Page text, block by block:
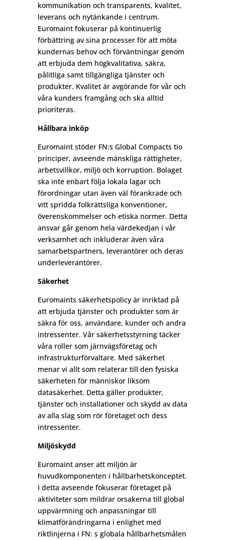
kommunikation och transparents, kvalitet,
leverans och nytänkande i centrum.
Euromaint fokuserar på kontinuerlig
förbättring av sina processer för att möta
kundernas behov och förväntningar genom
att erbjuda dem högkvalitativa, säkra,
pålitliga samt tillgängliga tjänster och
produkter. Kvalitet är avgörande för vår och
våra kunders framgång och ska alltid
prioriteras.
Hållbara inköp
Euromaint stöder FN:s Global Compacts tio
principer, avseende mänskliga rättigheter,
arbetsvillkor, miljö och korruption. Bolaget
ska inte enbart följa lokala lagar och
förordningar utan även väl förankrade och
vitt spridda folkrättsliga konventioner,
överenskommelser och etiska normer. Detta
ansvar går genom hela värdekedjan i vår
verksamhet och inkluderar även våra
samarbetspartners, leverantörer och deras
underleverantörer.
Säkerhet
Euromaints säkerhetspolicy är inriktad på
att erbjuda tjänster och produkter som är
säkra för oss, användare, kunder och andra
intressenter. Vår säkerhetsstyrning täcker
våra roller som järnvägsföretag och
infrastrukturförvaltare. Med säkerhet
menar vi allt som relaterar till den fysiska
säkerheten för människor liksom
datasäkerhet. Detta gäller produkter,
tjänster och installationer och skydd av data
av alla slag som rör företaget och dess
intressenter.
Miljöskydd
Euromaint anser att miljön är
huvudkomponenten i hållbarhetskonceptet.
I detta avseende fokuserar företaget på
aktiviteter som mildrar orsakerna till global
uppvärmning och anpassningar till
klimatförändringarna i enlighet med
riktlinjerna i FN: s globala hållbarhetsmålen